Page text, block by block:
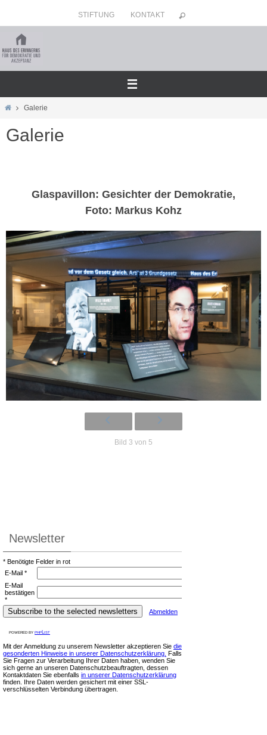
Inhalt
springen
STIFTUNG KONTAKT
HomeGalerie
Galerie
Glaspavillon: Gesichter der Demokratie,
Foto: Markus Kohz
Bild 3 von 5
Newsletter